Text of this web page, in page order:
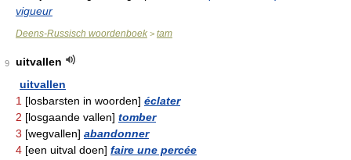
vigueur
Deens-Russisch woordenboek > tam
9
uitvallen
uitvallen
1 [losbarsten in woorden] éclater
2 [losgaande vallen] tomber
3 [wegvallen] abandonner
4 [een uitval doen] faire une percée